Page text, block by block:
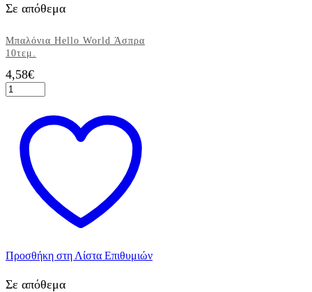
Σε απόθεμα
Μπαλόνια Hello World Άσπρα
10τεμ.
4,58€
Μπαλόνια
Hello
Άσπρα
10τεμ.
ποσότητα
Προσθήκη στη Λίστα Επιθυμιών
Σε απόθεμα